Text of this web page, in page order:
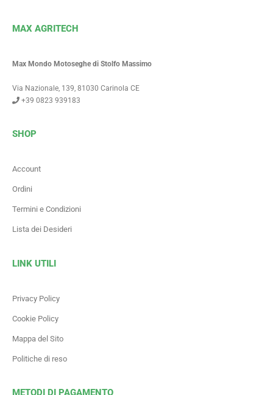
MAX AGRITECH
Max Mondo Motoseghe di Stolfo Massimo
Via Nazionale, 139, 81030 Carinola CE
+39 0823 939183
SHOP
Account
Ordini
Termini e Condizioni
Lista dei Desideri
LINK UTILI
Privacy Policy
Cookie Policy
Mappa del Sito
Politiche di reso